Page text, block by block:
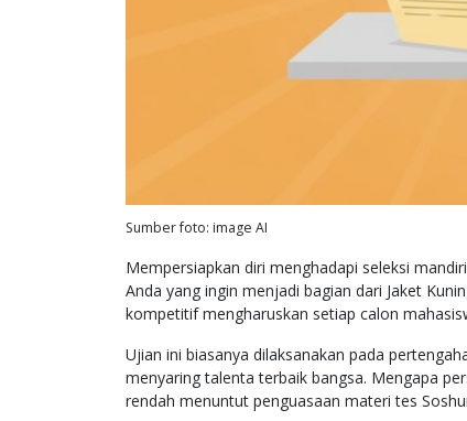
Sumber foto: image AI
Mempersiapkan diri menghadapi seleksi
Anda yang ingin menjadi bagian dari Jaket
kompetitif mengharuskan setiap calon
Ujian ini biasanya dilaksanakan pada
menyaring talenta terbaik bangsa. Mengapa
rendah menuntut penguasaan materi tes